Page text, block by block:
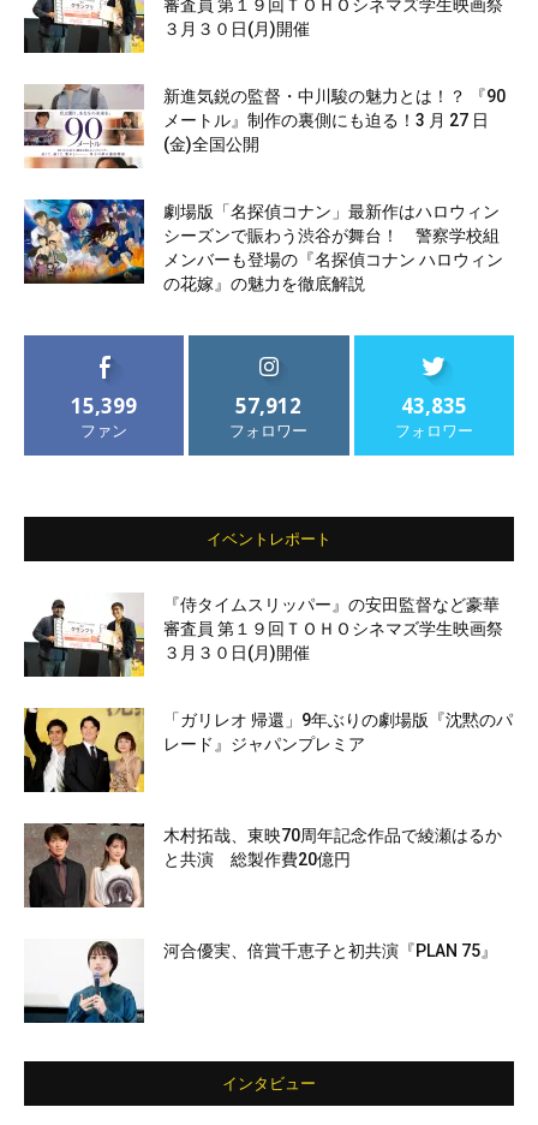
審査員 第１９回ＴＯＨＯシネマズ学生映画祭
３月３０日(月)開催
新進気鋭の監督・中川駿の魅力とは！？ 『90
メートル』制作の裏側にも迫る！3 月 27 日
(金)全国公開
劇場版「名探偵コナン」最新作はハロウィン
シーズンで賑わう渋谷が舞台！ 警察学校組
メンバーも登場の『名探偵コナン ハロウィン
の花嫁』の魅力を徹底解説
15,399
ファン
57,912
フォロワー
43,835
フォロワー
イベントレポート
『侍タイムスリッパー』の安田監督など豪華
審査員 第１９回ＴＯＨＯシネマズ学生映画祭
３月３０日(月)開催
「ガリレオ 帰還」9年ぶりの劇場版『沈黙のパ
レード』ジャパンプレミア
木村拓哉、東映70周年記念作品で綾瀬はるか
と共演 総製作費20億円
河合優実、倍賞千恵子と初共演『PLAN 75』
インタビュー